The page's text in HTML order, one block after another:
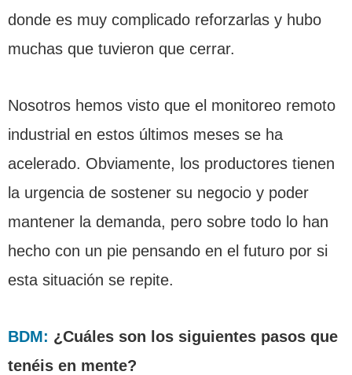
donde es muy complicado reforzarlas y hubo
muchas que tuvieron que cerrar.
Nosotros hemos visto que el monitoreo remoto
industrial en estos últimos meses se ha
acelerado. Obviamente, los productores tienen
la urgencia de sostener su negocio y poder
mantener la demanda, pero sobre todo lo han
hecho con un pie pensando en el futuro por si
esta situación se repite.
BDM: ¿Cuáles son los siguientes pasos que
tenéis en mente?